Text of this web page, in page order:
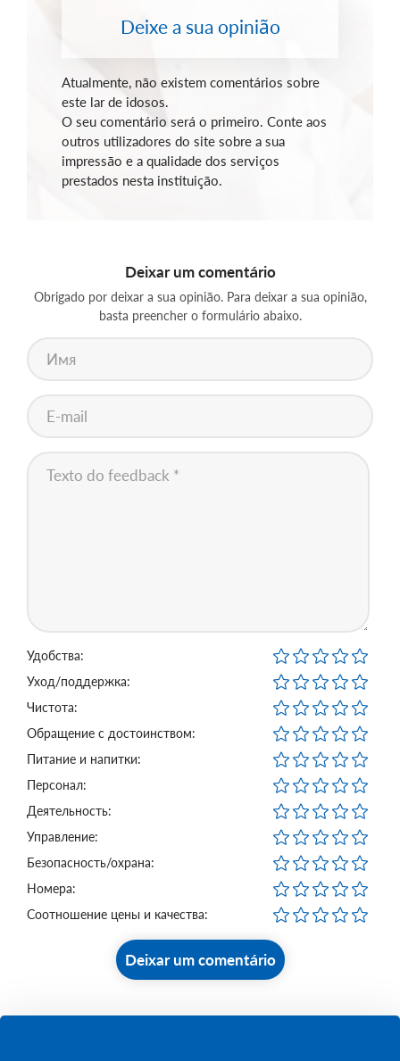
Deixe a sua opinião
Atualmente, não existem comentários sobre
este lar de idosos.
O seu comentário será o primeiro. Conte aos
outros utilizadores do site sobre a sua
impressão e a qualidade dos serviços
prestados nesta instituição.
Deixar um comentário
Obrigado por deixar a sua opinião. Para deixar a sua opinião,
basta preencher o formulário abaixo.
Удобства:
Уход/поддержка:
Чистота:
Обращение с достоинством:
Питание и напитки:
Персонал:
Деятельность:
Управление:
Безопасность/охрана:
Номера:
Соотношение цены и качества:
Deixar um comentário